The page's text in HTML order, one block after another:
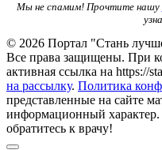
Мы не спамим! Прочтите нашу
© 2026 Портал "Стань
Все права защищены. При
активная ссылка на https://
на рассылку. Политика
представленные на сайте
информационный
обратитесь к врачу!